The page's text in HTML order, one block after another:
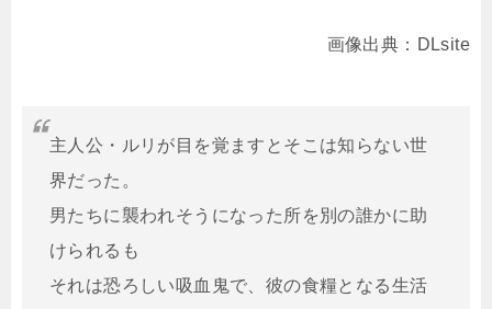
画像出典：DLsite
主人公・ルリが目を覚ますとそこは知らない世
界だった。
男たちに襲われそうになった所を別の誰かに助
けられるも
それは恐ろしい吸血鬼で、彼の食糧となる生活